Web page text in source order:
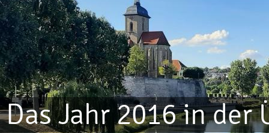
Das Jahr 2016 in der